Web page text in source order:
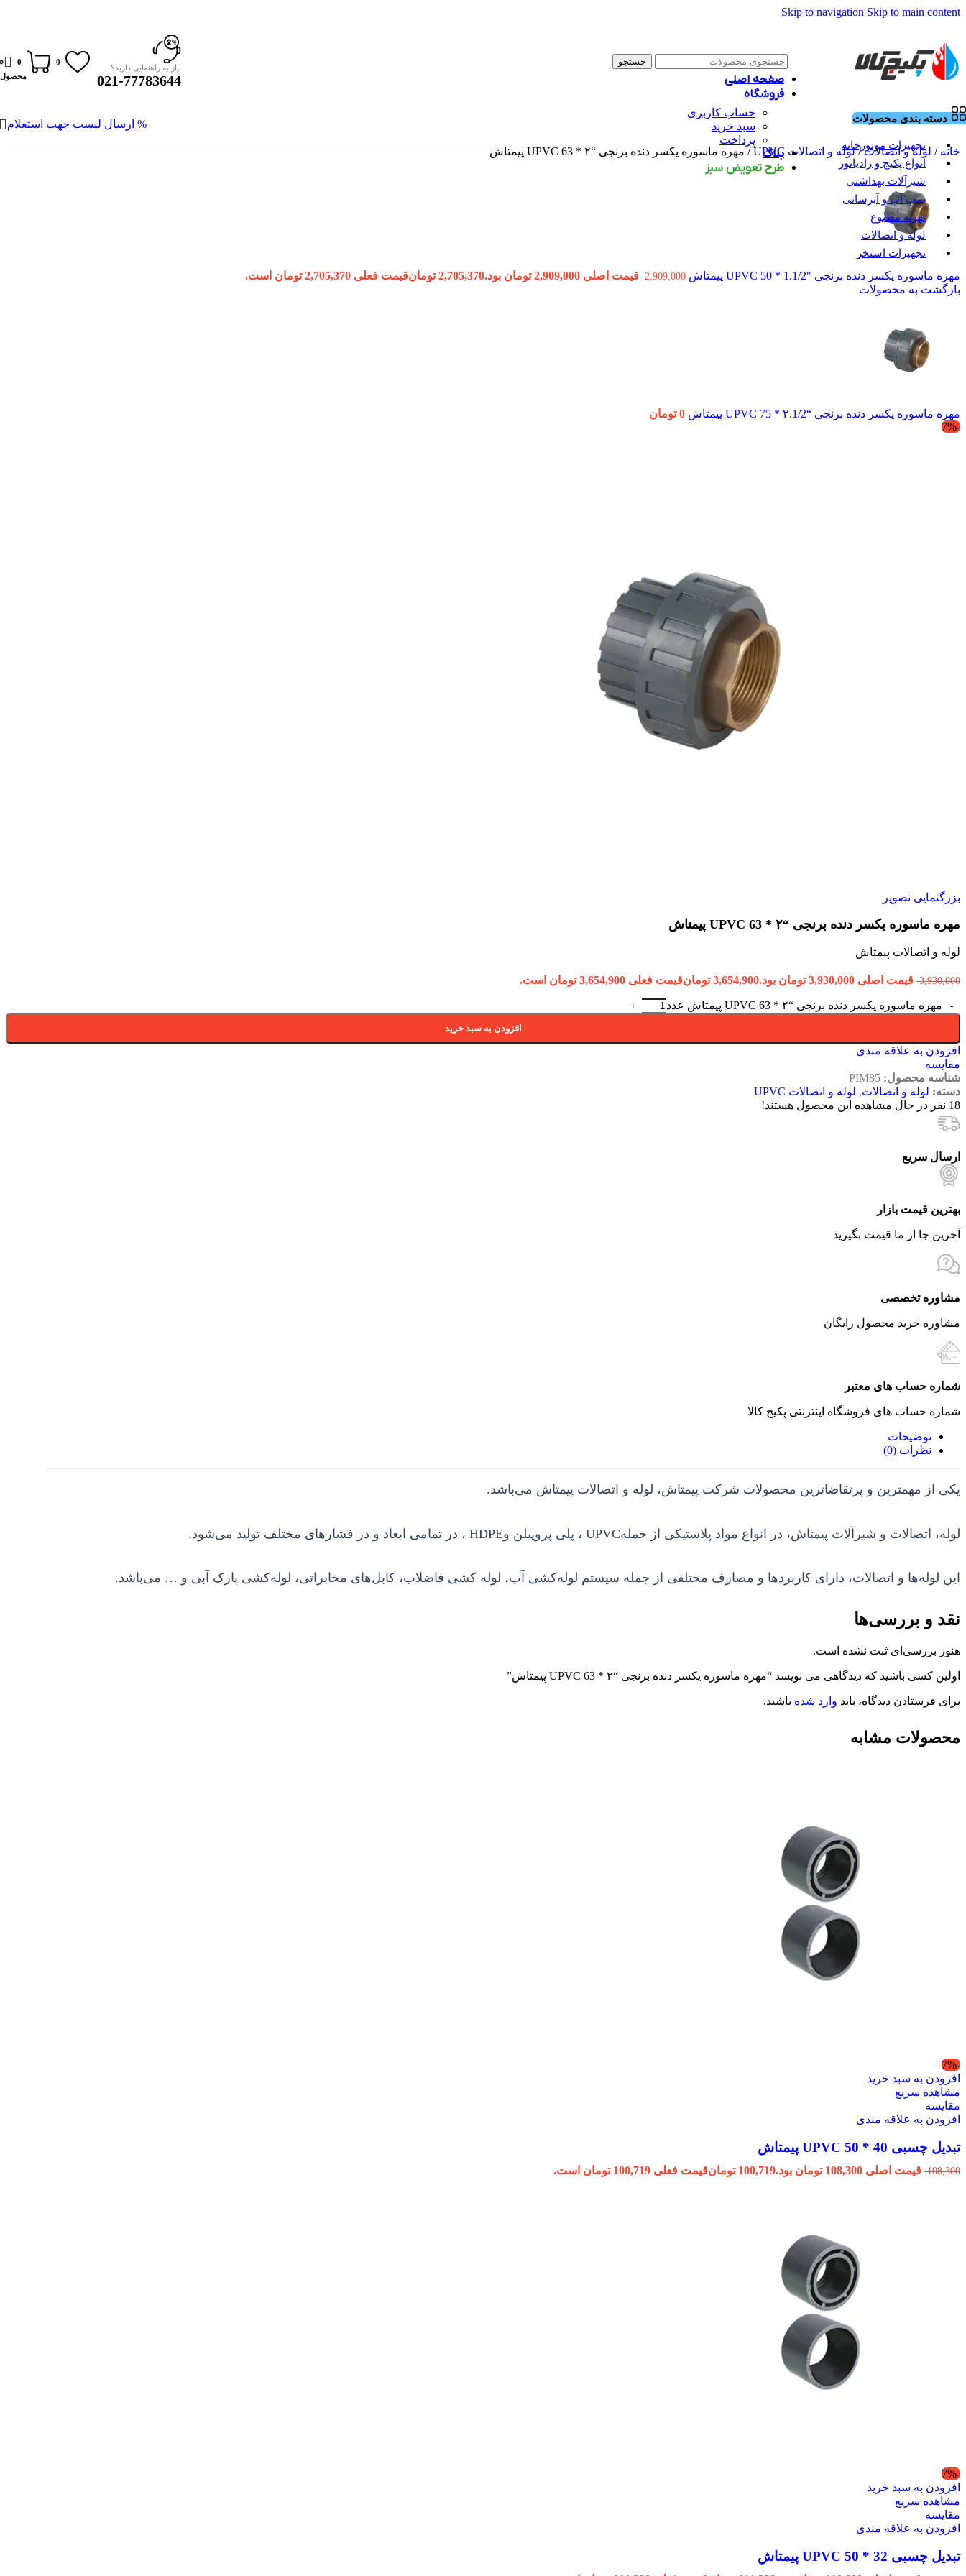
Skip to navigation Skip to main content
جستجو
نیاز به راهنمایی دارید؟
021-77783644
0
0
محصول
دسته بندی محصولات
تجهیزات موتورخانه
انواع پکیج و رادیاتور
شیرآلات بهداشتی
پمپ آب و آبرسانی
تهویه مطبوع
لوله و اتصالات
تجهیزات استخر
صفحه اصلی
فروشگاه
حساب کاربری
سبد خرید
پرداخت
بلاگ
طرح تعویض سبز
% ارسال لیست جهت استعلام
خانه/ لوله و اتصالات/ لوله و اتصالات UPVC / مهره ماسوره یکسر دنده برنجی “۲ * 63 UPVC پیمتاش
مهره ماسوره یکسر دنده برنجی "1.1/2 * 50 UPVC پیمتاش 2,909,000 قیمت اصلی 2,909,000 تومان بود. 2,705,370 تومانقیمت فعلی 2,705,370 تومان است.
بازگشت به محصولات
مهره ماسوره یکسر دنده برنجی “۲.1/2 * 75 UPVC پیمتاش 0 تومان
-7%
بزرگنمایی تصویر
مهره ماسوره یکسر دنده برنجی “۲ * 63 UPVC پیمتاش
لوله و اتصالات پیمتاش
3,930,000 قیمت اصلی 3,930,000 تومان بود. 3,654,900 تومانقیمت فعلی 3,654,900 تومان است.
مهره ماسوره یکسر دنده برنجی “۲ * 63 UPVC پیمتاش عدد
افزودن به سبد خرید
افزودن به علاقه مندی
مقایسه
شناسه محصول: PIM85
دسته: لوله و اتصالات, لوله و اتصالات UPVC
18 نفر در حال مشاهده این محصول هستند!
ارسال سریع
بهترین قیمت بازار
آخرین جا از ما قیمت بگیرید
مشاوره تخصصی
مشاوره خرید محصول رایگان
شماره حساب های معتبر
شماره حساب های فروشگاه اینترنتی پکیج کالا
توضیحات
نظرات (0)
یکی از مهمترین و پرتقاضاترین محصولات شرکت پیمتاش، لوله و اتصالات پیمتاش می‌باشد.
لوله، اتصالات و شیرآلات پیمتاش، در انواع مواد پلاستیکی از جملهUPVC ، پلی پروپیلن وHDPE ، در تمامی ابعاد و در فشارهای مختلف تولید می‌شود.
این لوله‌ها و اتصالات، دارای کاربردها و مصارف مختلفی از جمله سیستم لوله‌کشی آب، لوله کشی فاضلاب، کابل‌های مخابراتی، لوله‌کشی پارک آبی و … می‌باشد.
نقد و بررسی‌ها
هنوز بررسی‌ای ثبت نشده است.
اولین کسی باشید که دیدگاهی می نویسد “مهره ماسوره یکسر دنده برنجی “۲ * 63 UPVC پیمتاش”
برای فرستادن دیدگاه، باید وارد شده باشید.
محصولات مشابه
-7%
افزودن به سبد خرید
مشاهده سریع
مقایسه
افزودن به علاقه مندی
تبدیل چسبی 40 * 50 UPVC پیمتاش
108,300 قیمت اصلی 108,300 تومان بود. 100,719 تومانقیمت فعلی 100,719 تومان است.
-7%
افزودن به سبد خرید
مشاهده سریع
مقایسه
افزودن به علاقه مندی
تبدیل چسبی 32 * 50 UPVC پیمتاش